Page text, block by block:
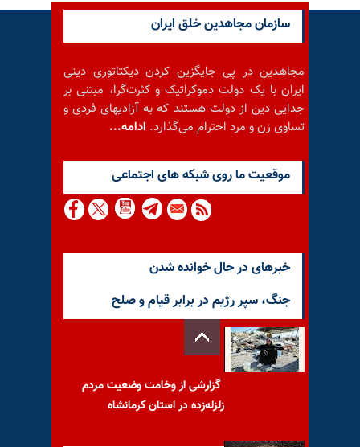
سازمان مجاهدین خلق ایران
مجاهدین در پی جایگزین کردن دیکتاتوری دینی
ایران با یک دولت دموکراتیک و کثرت‌گرا، مبتنی بر
جدایی دین از دولت هستند که به آزادیهای فردی و
تساوی زن و مرد احترام می‌گذارد. ادامه...
موقعيت ما روى شبكه هاى اجتماعى
خبرهای در حال خوانده شدن
جنگ، سپر رژیم در برابر قیام و صلح
گزارشی از وخامت وضعیت مردم
زلزله‌زده در استان کرمانشاه